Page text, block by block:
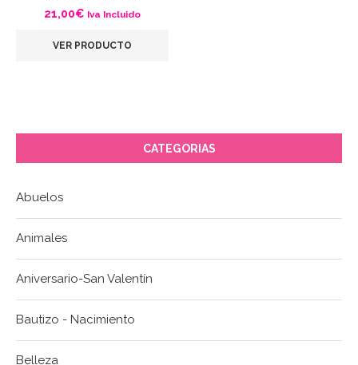
21,00€ Iva Incluido
VER PRODUCTO
CATEGORIAS
Abuelos
Animales
Aniversario-San Valentín
Bautizo - Nacimiento
Belleza